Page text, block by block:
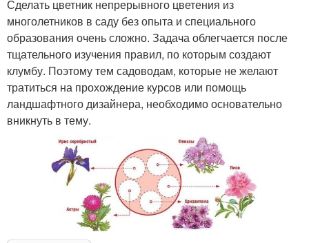
Сделать цветник непрерывного цветения из
многолетников в саду без опыта и специального
образования очень сложно. Задача облегчается после
тщательного изучения правил, по которым создают
клумбу. Поэтому тем садоводам, которые не желают
тратиться на прохождение курсов или помощь
ландшафтного дизайнера, необходимо основательно
вникнуть в тему.